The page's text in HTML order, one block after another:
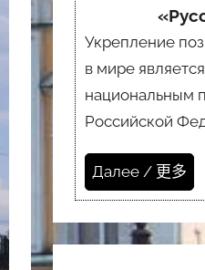
Укрепление
в мире
национальным
Российской
Далее / 更多